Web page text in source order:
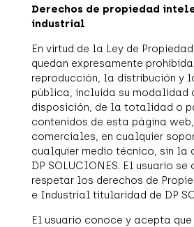
Derechos de propiedad
industrial
En virtud de la Ley de
quedan expresamente
reproducción, la distribución y
pública, incluida su modalidad
disposición, de la totalidad o
contenidos de esta página
comerciales, en cualquier
cualquier medio técnico, sin la
DP SOLUCIONES. El usuario
respetar los derechos de
e Industrial titularidad de DP
El usuario conoce y acepta